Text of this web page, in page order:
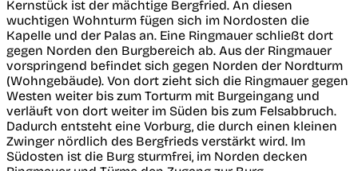
Kernstück ist der mächtige Bergfried. An diesen
wuchtigen Wohnturm fügen sich im Nordosten die
Kapelle und der Palas an. Eine Ringmauer schließt dort
gegen Norden den Burgbereich ab. Aus der Ringmauer
vorspringend befindet sich gegen Norden der Nordturm
(Wohngebäude). Von dort zieht sich die Ringmauer gegen
Westen weiter bis zum Torturm mit Burgeingang und
verläuft von dort weiter im Süden bis zum Felsabbruch.
Dadurch entsteht eine Vorburg, die durch einen kleinen
Zwinger nördlich des Bergfrieds verstärkt wird. Im
Südosten ist die Burg sturmfrei, im Norden decken